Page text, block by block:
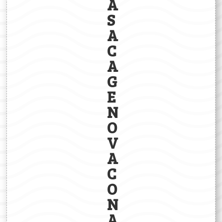
S
A
C
A
G
E
N
O
V
A
C
O
N